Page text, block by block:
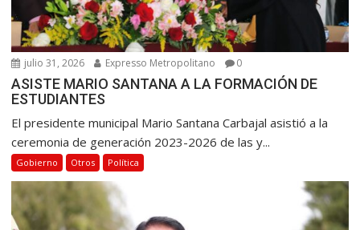
julio 31, 2026 Expresso Metropolitano 0
ASISTE MARIO SANTANA A LA FORMACIÓN DE
ESTUDIANTES
El presidente municipal Mario Santana Carbajal asistió a la
ceremonia de generación 2023-2026 de las y...
Gobierno Otros Política